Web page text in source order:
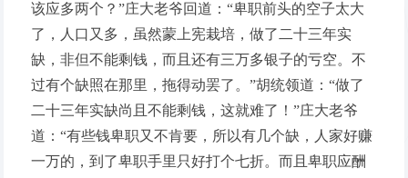
该应多两个？”庄大老爷回道：“卑职前头的空子太大
了，人口又多，虽然蒙上宪栽培，做了二十三年实
缺，非但不能剩钱，而且还有三万多银子的亏空。不
过有个缺照在那里，拖得动罢了。”胡统领道：“做了
二十三年实缺尚且不能剩钱，这就难了！”庄大老爷
道：“有些钱卑职又不肯要，所以有几个缺，人家好赚
一万的，到了卑职手里只好打个七折。而且卑职应酬